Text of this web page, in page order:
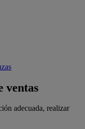
ventas
adecuada, realizar